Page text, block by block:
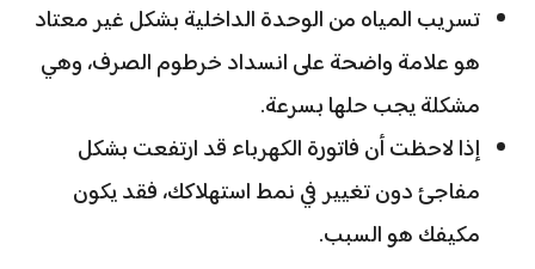
تسريب المياه من الوحدة الداخلية بشكل غير معتاد
هو علامة واضحة على انسداد خرطوم الصرف، وهي
مشكلة يجب حلها بسرعة.
إذا لاحظت أن فاتورة الكهرباء قد ارتفعت بشكل
مفاجئ دون تغيير في نمط استهلاكك، فقد يكون
مكيفك هو السبب.